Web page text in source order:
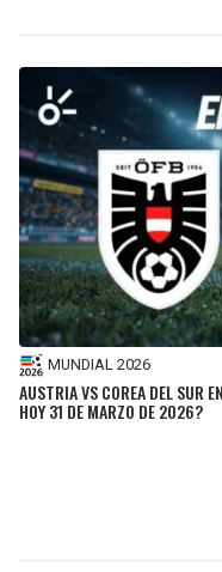
MUNDIAL 2026
AUSTRIA VS COREA DEL SUR
HOY 31 DE MARZO DE 2026?